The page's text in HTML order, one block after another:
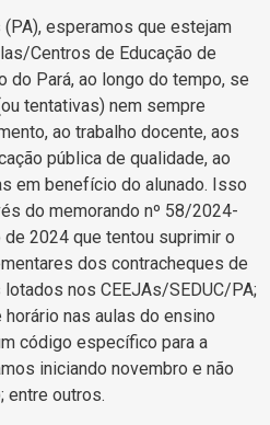
esperamos que estejam
Centros de Educação de
Pará, ao longo do tempo, se
tentativas) nem sempre
ao trabalho docente, aos
pública de qualidade, ao
em benefício do alunado. Isso
do memorando nº 58/2024-
de 2024 que tentou suprimir o
dos contracheques de
nos CEEJAs/SEDUC/PA;
nas aulas do ensino
código específico para a
iniciando novembro e não
entre outros.